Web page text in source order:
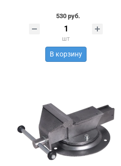
530 руб.
шт
В корзину